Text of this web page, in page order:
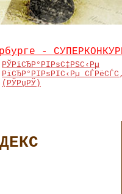
-
РЎРїСЂР°РІРѕС‡РЅС‹Рµ
РїСЂР°РІРѕРІС‹Рµ
(РЎРџРЎ)